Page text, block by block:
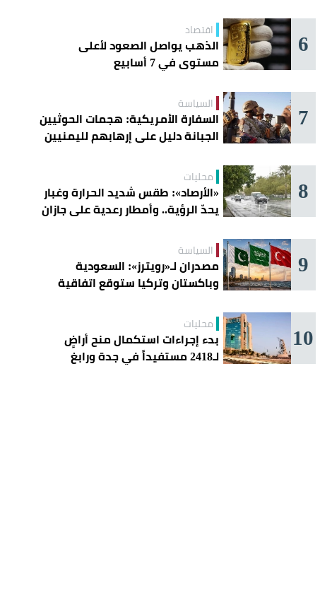
6 اقتصاد
الذهب يواصل الصعود لأعلى
مستوى في 7 أسابيع
7 السياسة
السفارة الأمريكية: هجمات الحوثيين
الجبانة دليل على إرهابهم لليمنيين
8 محليات
«الأرصاد»: طقس شديد الحرارة وغبار
يحدّ الرؤية.. وأمطار رعدية على جازان
9 السياسة
مصدران لـ«رويترز»: السعودية
وباكستان وتركيا ستوقع اتفاقية
10 محليات
بدء إجراءات استكمال منح أراضٍ
لـ2418 مستفيداً في جدة ورابغ